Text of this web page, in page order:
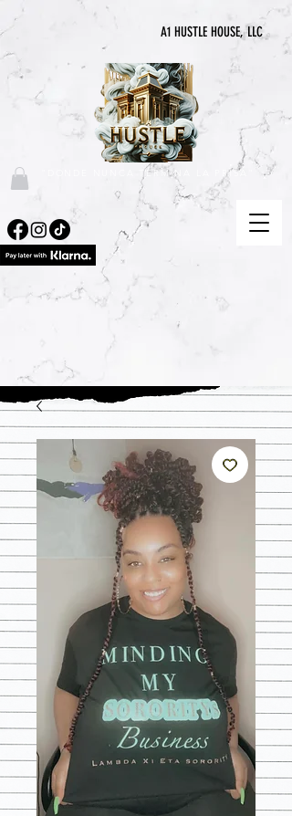
A1 HUSTLE HOUSE, LLC
"DONDE NUNCA TERMINA LA PRISA"